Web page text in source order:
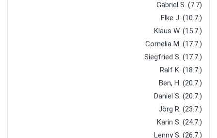
Gabriel S. (7.7)
Elke J. (10.7.)
Klaus W. (15.7.)
Cornelia M. (17.7.)
Siegfried S. (17.7.)
Ralf K. (18.7.)
Ben, H. (20.7.)
Daniel S. (20.7.)
Jörg R. (23.7.)
Karin S. (24.7.)
Lenny S. (26.7.)